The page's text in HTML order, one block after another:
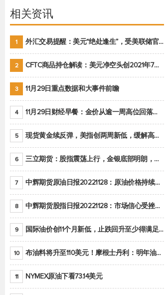
相关资讯
1 外汇交易提醒：美元“绝处逢生”，受美联储官员鹰派讲话支撑
2 CFTC商品持仓解读：美元净空头创2021年7月以来最大，黄金期货投机性净多头头寸减少
3 11月29日重点数据和大事件前瞻
4 11月29日财经早餐：金价从逾一周高位回落，美联储官员重申鹰派立场推动美元回升
5 现货黄金续反弹，美指创两周新低，缓解高通胀美国须治本
6 三立期货：股指震荡上行，金银底部明朗，原油偏弱走势(20221128收评)
7 中辉期货原油日报20221128：原油价格持续下降，市场关注OPEC+新一轮产能政策
8 中辉期货股指日报20221128：市场信心受挫，股指全线回调
9 国际油价创11个月新低，止跌回升至少得满足二大条件之一
10 布油料将升至110美元！摩根士丹利：明年油市面临七大不确定性
11 NYMEX原油下看73.14美元